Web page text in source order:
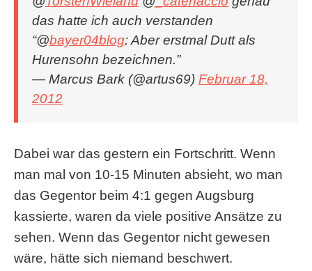
das hatte ich auch verstanden
“@bayer04blog: Aber erstmal Dutt als
Hurensohn bezeichnen.”
— Marcus Bark (@artus69) Februar 18,
2012
Dabei war das gestern ein Fortschritt. Wenn
man mal von 10-15 Minuten absieht, wo man
das Gegentor beim 4:1 gegen Augsburg
kassierte, waren da viele positive Ansätze zu
sehen. Wenn das Gegentor nicht gewesen
wäre, hätte sich niemand beschwert.